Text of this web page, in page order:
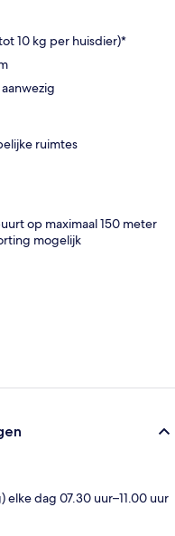
10 kg per huisdier)*
ruimtes
op maximaal 150 meter
mogelijk
dag 07.30 uur–11.00 uur